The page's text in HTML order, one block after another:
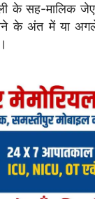
के सह-मालिक
के अंत में या